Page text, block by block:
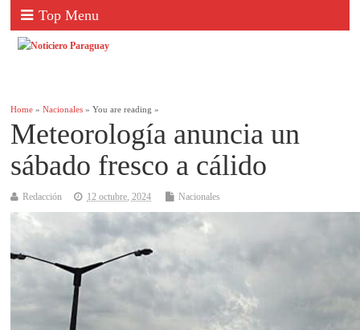
Top Menu
Home »Nacionales » You are reading »
Meteorología anuncia un
sábado fresco a cálido
Redacción 12 octubre, 2024 Nacionales